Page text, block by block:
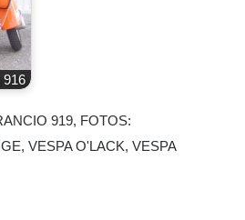
916
919, FOTOS:
, VESPA O'LACK, VESPA